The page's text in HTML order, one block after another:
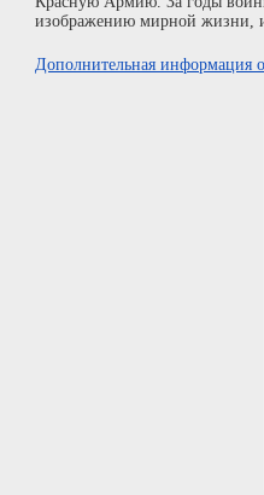
изображению мирной жизни, и,
Дополнительная информация